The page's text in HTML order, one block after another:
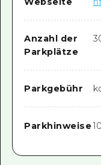
Anzahl der
Parkplätze
Parkgebühr
Parkhinweise